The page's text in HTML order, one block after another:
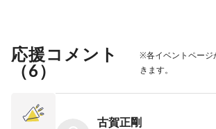
応援コメント
（6）
※各イベントページ
きます。
古賀正剛